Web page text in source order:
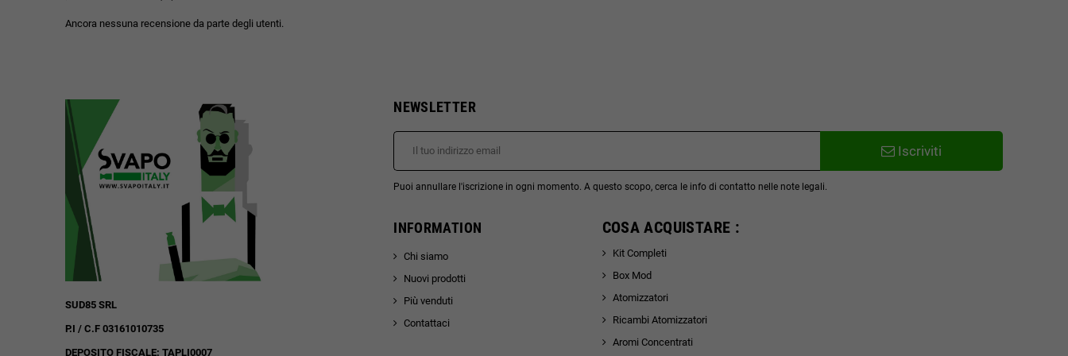
Ancora nessuna recensione da parte degli utenti.
SUD85 SRL
P.I / C.F 03161010735
DEPOSITO FISCALE: TAPLI0007
NEWSLETTER
Iscriviti
Puoi annullare l'iscrizione in ogni momento. A questo scopo, cerca le info di contatto nelle note legali.
INFORMATION
Chi siamo
Nuovi prodotti
Più venduti
Contattaci
COSA ACQUISTARE :
Kit Completi
Box Mod
Atomizzatori
Ricambi Atomizzatori
Aromi Concentrati